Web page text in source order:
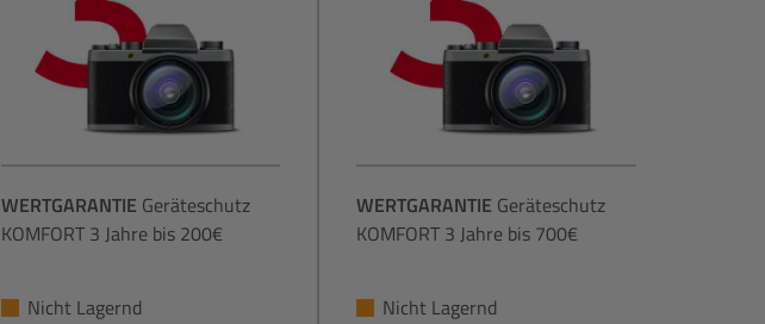
WERTGARANTIE Geräteschutz
KOMFORT 3 Jahre bis 200€
Nicht Lagernd
WERTGARANTIE Geräteschutz
KOMFORT 3 Jahre bis 700€
Nicht Lagernd